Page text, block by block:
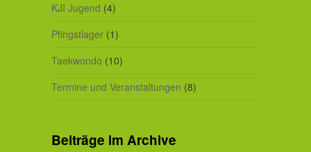
KJI Jugend (4)
Pfingstlager(1)
Taekwondo (10)
Termine und Veranstaltungen (8)
Beiträge im Archive